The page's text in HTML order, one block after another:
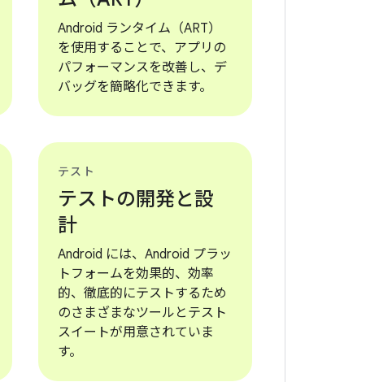
Android ランタイム（ART）
を使用することで、アプリの
パフォーマンスを改善し、デ
バッグを簡略化できます。
テスト
テストの開発と設
計
Android には、Android プラッ
トフォームを効果的、効率
的、徹底的にテストするため
のさまざまなツールとテスト
スイートが用意されていま
す。